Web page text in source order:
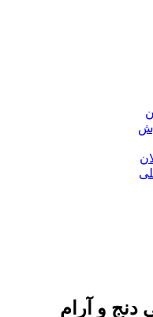
دنج و آرام